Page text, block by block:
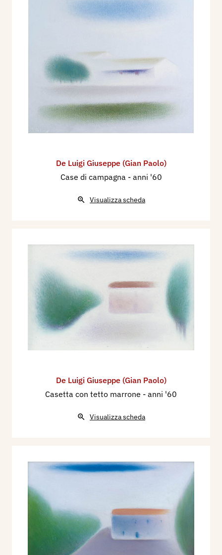
De Luigi Giuseppe (Gian Paolo)
Case di campagna - anni '60
Visualizza scheda
De Luigi Giuseppe (Gian Paolo)
Casetta con tetto marrone - anni '60
Visualizza scheda